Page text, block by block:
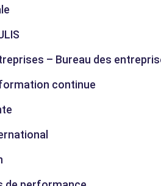
– Bureau des
continue